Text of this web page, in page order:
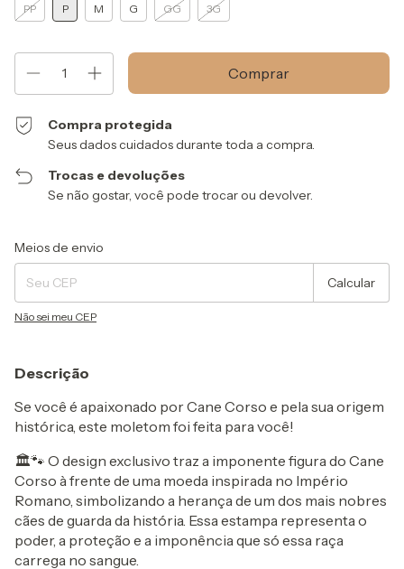
PP P M G GG 3G
Compra protegida
Seus dados cuidados durante toda a compra.
Trocas e devoluções
Se não gostar, você pode trocar ou devolver.
Entregas para o CEP:
Meios de envio
Calcular
Não sei meu CEP
Descrição
Se você é apaixonado por Cane Corso e pela sua origem
histórica, este moletom foi feita para você!
🏛️🐾 O design exclusivo traz a imponente figura do Cane
Corso à frente de uma moeda inspirada no Império
Romano, simbolizando a herança de um dos mais nobres
cães de guarda da história. Essa estampa representa o
poder, a proteção e a imponência que só essa raça
carrega no sangue.